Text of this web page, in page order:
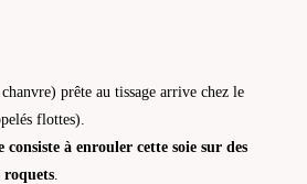
prête au tissage arrive chez le
flottes).
à enrouler cette soie sur des
roquets.